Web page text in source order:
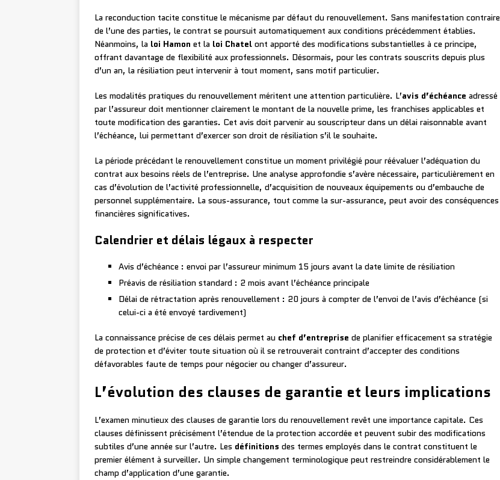
La reconduction tacite constitue le mécanisme par défaut du renouvellement. Sans manifestation contraire
de l’une des parties, le contrat se poursuit automatiquement aux conditions précédemment établies.
Néanmoins, la loi Hamon et la loi Chatel ont apporté des modifications substantielles à ce principe,
offrant davantage de flexibilité aux professionnels. Désormais, pour les contrats souscrits depuis plus
d’un an, la résiliation peut intervenir à tout moment, sans motif particulier.
Les modalités pratiques du renouvellement méritent une attention particulière. L’avis d’échéance adressé
par l’assureur doit mentionner clairement le montant de la nouvelle prime, les franchises applicables et
toute modification des garanties. Cet avis doit parvenir au souscripteur dans un délai raisonnable avant
l’échéance, lui permettant d’exercer son droit de résiliation s’il le souhaite.
La période précédant le renouvellement constitue un moment privilégié pour réévaluer l’adéquation du
contrat aux besoins réels de l’entreprise. Une analyse approfondie s’avère nécessaire, particulièrement en
cas d’évolution de l’activité professionnelle, d’acquisition de nouveaux équipements ou d’embauche de
personnel supplémentaire. La sous-assurance, tout comme la sur-assurance, peut avoir des conséquences
financières significatives.
Calendrier et délais légaux à respecter
Avis d’échéance : envoi par l’assureur minimum 15 jours avant la date limite de résiliation
Préavis de résiliation standard : 2 mois avant l’échéance principale
Délai de rétractation après renouvellement : 20 jours à compter de l’envoi de l’avis d’échéance (si
celui-ci a été envoyé tardivement)
La connaissance précise de ces délais permet au chef d’entreprise de planifier efficacement sa stratégie
de protection et d’éviter toute situation où il se retrouverait contraint d’accepter des conditions
défavorables faute de temps pour négocier ou changer d’assureur.
L’évolution des clauses de garantie et leurs implications
L’examen minutieux des clauses de garantie lors du renouvellement revêt une importance capitale. Ces
clauses définissent précisément l’étendue de la protection accordée et peuvent subir des modifications
subtiles d’une année sur l’autre. Les définitions des termes employés dans le contrat constituent le
premier élément à surveiller. Un simple changement terminologique peut restreindre considérablement le
champ d’application d’une garantie.